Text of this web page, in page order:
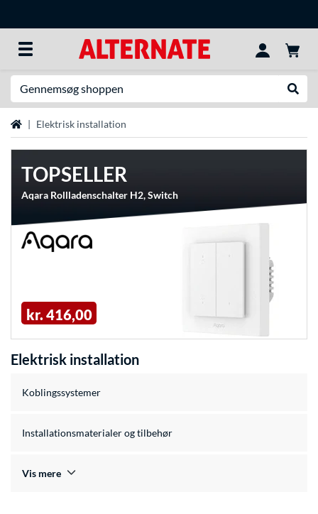
StartsideElektrisk installation
TOPSELLER
Aqara Rollladenschalter H2, Switch
kr. 416,00
Elektrisk installation
Koblingssystemer
Installationsmaterialer og tilbehør
Vis mere